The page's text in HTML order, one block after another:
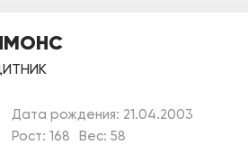
Дата рождения: 21.04.2003
Рост: 168
Вес: 58